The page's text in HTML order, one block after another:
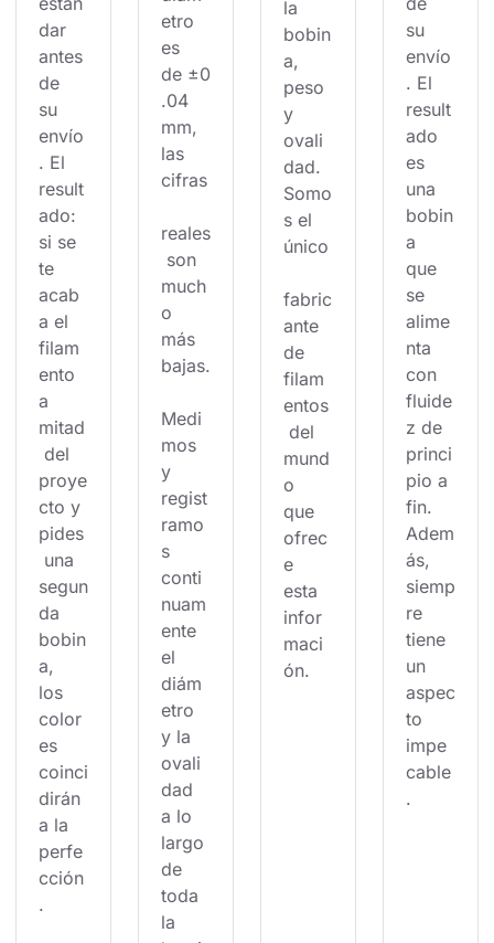
dar
antes
de
su
envío
. El
result
ado:
si se
te
acab
a el
filam
ento
a
mitad
del
proye
cto y
pides
una
segun
da
bobin
a,
los
color
es
coinci
dirán
a la
perfe
cción
.
etro
es
de ±0
.04
mm,
las
cifras
reales
son
much
o
más
bajas.
Medi
mos
y
regist
ramo
s
conti
nuam
ente
el
diám
etro
y la
ovali
dad
a lo
largo
de
toda
la
la
bobin
a,
peso
y
ovali
dad.
Somo
s el
único
fabric
ante
de
filam
entos
del
mund
o
que
ofrec
e
esta
infor
maci
ón.
su
envío
. El
result
ado
es
una
bobin
a
que
se
alime
nta
con
fluide
z de
princi
pio a
fin.
Adem
ás,
siemp
re
tiene
un
aspec
to
impe
cable
.